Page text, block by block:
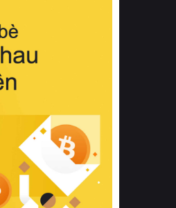
của phần đệm nâng đỡ
lựa chọn các dòng
chuẩn chất lượng quốc
ngừa tình trạng kích
mốc trong điều kiện
Bạn có thể tìm hiểu
cứu khoa học về tác
ngủ và môi trường
với sức khỏe con
Foundation (External
nhìn toàn diện hơn.